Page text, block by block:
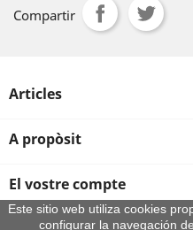
Compartir
Articles
A propòsit
El vostre compte
Este sitio web utiliza cookies
configurar la navegación